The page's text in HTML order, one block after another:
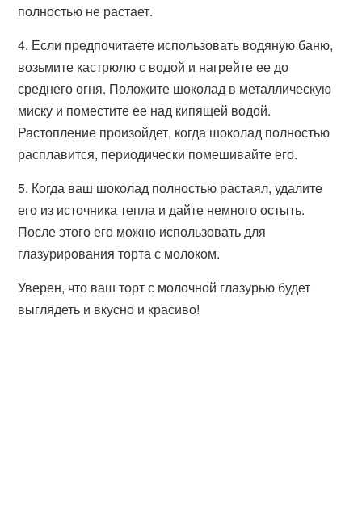
полностью не растает.
4. Если предпочитаете использовать водяную баню,
возьмите кастрюлю с водой и нагрейте ее до
среднего огня. Положите шоколад в металлическую
миску и поместите ее над кипящей водой.
Растопление произойдет, когда шоколад полностью
расплавится, периодически помешивайте его.
5. Когда ваш шоколад полностью растаял, удалите
его из источника тепла и дайте немного остыть.
После этого его можно использовать для
глазурирования торта с молоком.
Уверен, что ваш торт с молочной глазурью будет
выглядеть и вкусно и красиво!